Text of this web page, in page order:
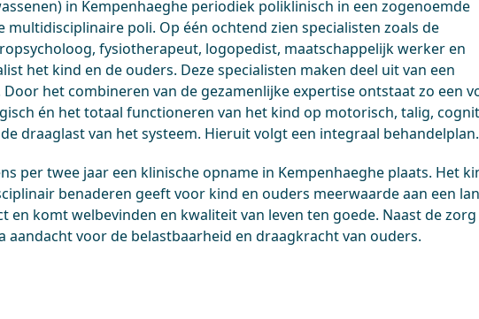
in Kempenhaeghe periodiek poliklinisch in een zogenoemde
multidisciplinaire poli. Op één ochtend zien specialisten zoals de
fysiotherapeut, logopedist, maatschappelijk werker en
het kind en de ouders. Deze specialisten maken deel uit van een
het combineren van de gezamenlijke expertise ontstaat zo een
én het totaal functioneren van het kind op motorisch, talig,
draaglast van het systeem. Hieruit volgt een integraal behandelplan.
per twee jaar een klinische opname in Kempenhaeghe plaats. Het
benaderen geeft voor kind en ouders meerwaarde aan een
en komt welbevinden en kwaliteit van leven ten goede. Naast de
aandacht voor de belastbaarheid en draagkracht van ouders.